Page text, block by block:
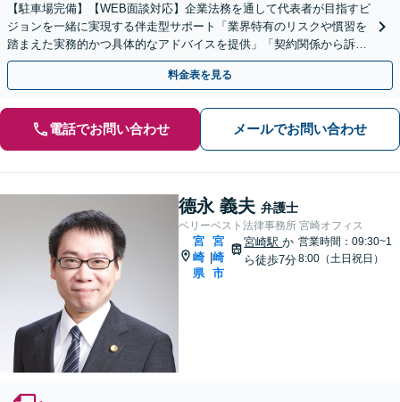
【駐車場完備】【WEB面談対応】企業法務を通して代表者が目指すビ
ジョンを一緒に実現する伴走型サポート「業界特有のリスクや慣習を
踏まえた実務的かつ具体的なアドバイスを提供」「契約関係から訴訟
まで一貫した対応力」【休日・夜間相談可】
料金表を見る
電話でお問い合わせ メールでお問い合わせ
德永 義夫 弁護士
ベリーベスト法律事務所 宮崎オフィス
宮
崎
県
|
宮
崎
市
宮崎駅か
ら徒歩7分
営業時間：09:30~1
8:00（土日祝日）